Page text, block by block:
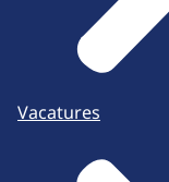
Vacatures